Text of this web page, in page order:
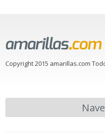
Copyright 2015 amarillas.com